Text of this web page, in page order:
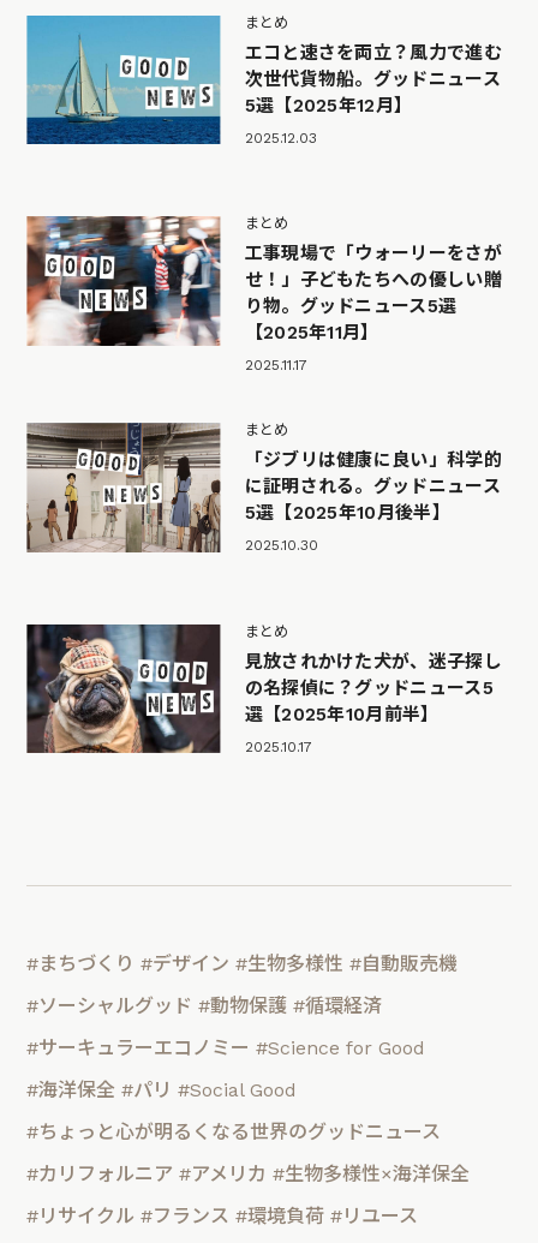
まとめ
エコと速さを両立？風力で進む
次世代貨物船。グッドニュース
5選【2025年12月】
2025.12.03
まとめ
工事現場で「ウォーリーをさが
せ！」子どもたちへの優しい贈
り物。グッドニュース5選
【2025年11月】
2025.11.17
まとめ
「ジブリは健康に良い」科学的
に証明される。グッドニュース
5選【2025年10月後半】
2025.10.30
まとめ
見放されかけた犬が、迷子探し
の名探偵に？グッドニュース5
選【2025年10月前半】
2025.10.17
#まちづくり #デザイン #生物多様性 #自動販売機
#ソーシャルグッド #動物保護 #循環経済
#サーキュラーエコノミー #Science for Good
#海洋保全 #パリ #Social Good
#ちょっと心が明るくなる世界のグッドニュース
#カリフォルニア #アメリカ #生物多様性×海洋保全
#リサイクル #フランス #環境負荷 #リユース